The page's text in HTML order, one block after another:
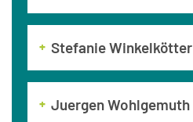
Stefanie Winkelkötter
Juergen Wohlgemuth